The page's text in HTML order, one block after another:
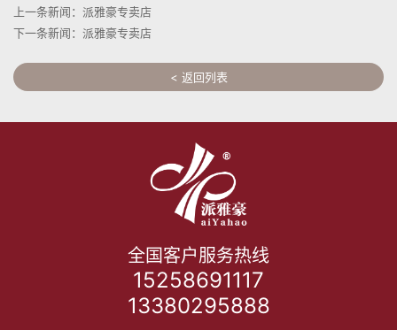
上一条新闻：派雅豪专卖店
下一条新闻：派雅豪专卖店
< 返回列表
全国客户服务热线
15258691117
13380295888